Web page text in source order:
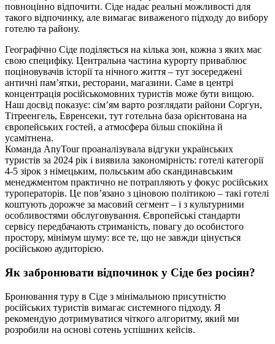
повноцінно відпочити. Сіде надає реальні можливості для
такого відпочинку, але вимагає виваженого підходу до вибору
готелю та району.
Географічно Сіде поділяється на кілька зон, кожна з яких має
свою специфіку. Центральна частина курорту приваблює
поціновувачів історії та нічного життя – тут зосереджені
античні пам’ятки, ресторани, магазини. Саме в центрі
концентрація російськомовних туристів може бути вищою.
Наш досвід показує: сім’ям варто розглядати райони Соргун,
Тітреенгель, Евренсеки, тут готельна база орієнтована на
європейських гостей, а атмосфера більш спокійна й
усамітнена.
Команда AnyTour проаналізувала відгуки українських
туристів за 2024 рік і виявила закономірність: готелі категорії
4-5 зірок з німецьким, польським або скандинавським
менеджментом практично не потрапляють у фокус російських
туроператорів. Це повʼязано з ціновою політикою – такі готелі
коштують дорожче за масовий сегмент – і з культурними
особливостями обслуговування. Європейські стандарти
сервісу передбачають стриманість, повагу до особистого
простору, мінімум шуму: все те, що не завжди цінується
російською аудиторією.
Як забронювати відпочинок у Сіде без росіян?
Бронювання туру в Сіде з мінімальною присутністю
російських туристів вимагає системного підходу. Я
рекомендую дотримуватися чіткого алгоритму, який ми
розробили на основі сотень успішних кейсів.